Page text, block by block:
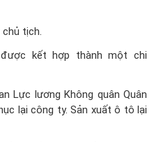
chủ tịch.
kết hợp thành một chi
Lực lương Không quân Quân
lại công ty. Sản xuất ô tô lại